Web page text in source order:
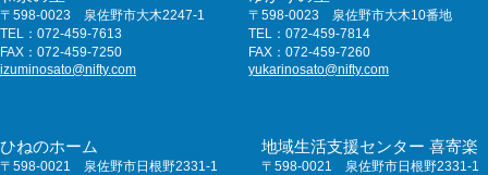
〒598-0023 泉佐野市大木2247-1
TEL：072-459-7613
FAX：072-459-7250
izuminosato@nifty.com
〒598-0023 泉佐野市大木10番地
TEL：072-459-7814
FAX：072-459-7260
yukarinosato@nifty.com
ひねのホーム
〒598-0021 泉佐野市日根野2331-1
地域生活支援センター 喜寄楽
〒598-0021 泉佐野市日根野2331-1